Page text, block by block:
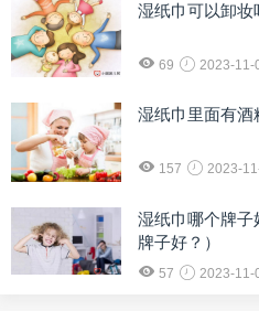
湿纸巾可以卸妆
69 2023-11-
湿纸巾里面有酒
157 2023-
湿纸巾哪个牌子
牌子好？）
57 2023-11-